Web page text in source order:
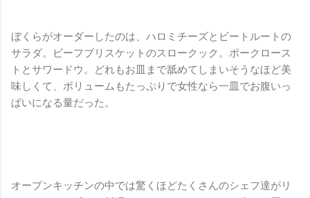
ぼくらがオーダーしたのは、ハロミチーズとビートルートの
サラダ。ビーフブリスケットのスロークック。ポークロース
トとサワードウ。どれもお皿まで舐めてしまいそうなほど美
味しくて、ボリュームもたっぷりで女性なら一皿でお腹いっ
ぱいになる量だった。
オープンキッチンの中では驚くほどたくさんのシェフ達がリ